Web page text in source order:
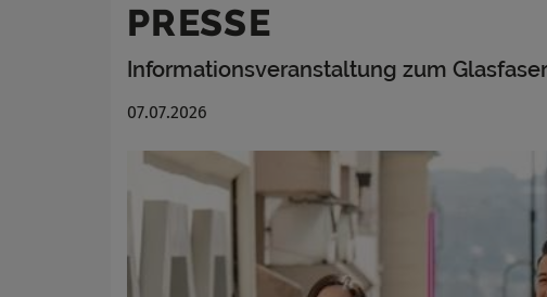
PRESSE
Informationsveranstaltung zum
07.07.2026